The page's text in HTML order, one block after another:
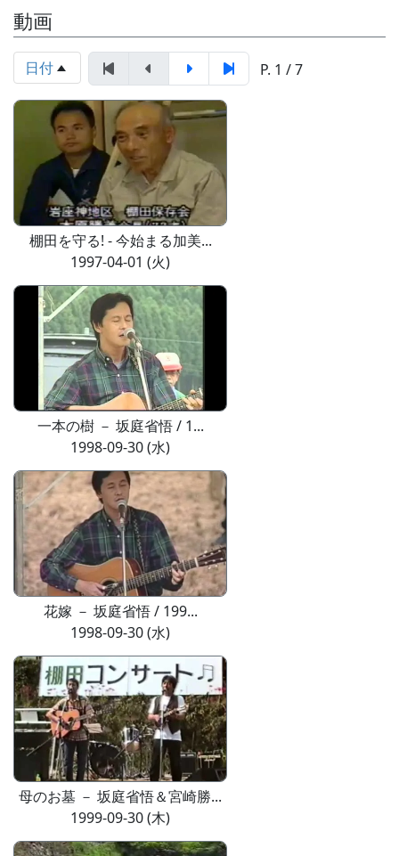
動画
日付 P. 1 / 7
棚田を守る! - 今始まる加美...
1997-04-01 (火)
一本の樹 － 坂庭省悟 / 1...
1998-09-30 (水)
花嫁 － 坂庭省悟 / 199...
1998-09-30 (水)
母のお墓 － 坂庭省悟＆宮崎勝...
1999-09-30 (木)